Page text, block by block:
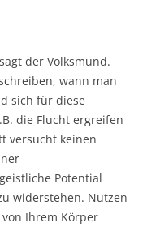
der Volksmund.
wann man
sich für diese
die Flucht ergreifen
versucht keinen
Potential
widerstehen. Nutzen
Ihrem Körper